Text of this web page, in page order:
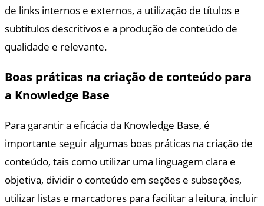
de links internos e externos, a utilização de títulos e
subtítulos descritivos e a produção de conteúdo de
qualidade e relevante.
Boas práticas na criação de conteúdo para
a Knowledge Base
Para garantir a eficácia da Knowledge Base, é
importante seguir algumas boas práticas na criação de
conteúdo, tais como utilizar uma linguagem clara e
objetiva, dividir o conteúdo em seções e subseções,
utilizar listas e marcadores para facilitar a leitura, incluir